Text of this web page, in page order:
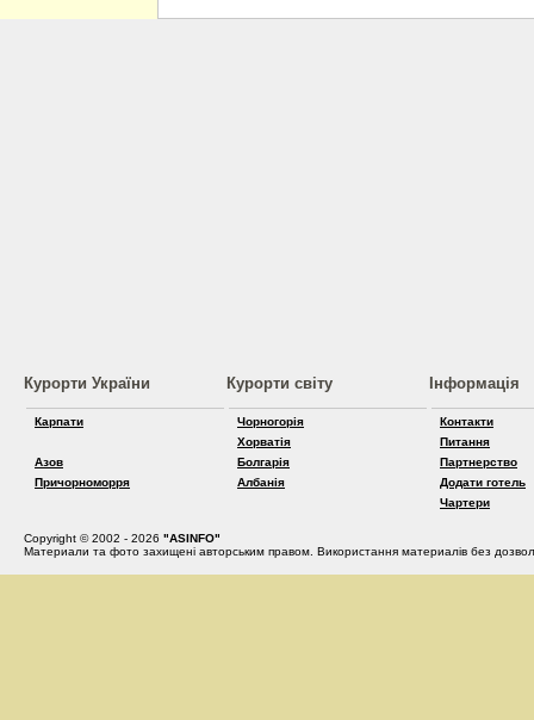
Курорти України
Карпати
Азов
Причорноморря
Курорти світу
Чорногорія
Хорватія
Болгарія
Албанія
Інформація
Контакти
Питання
Партнерство
Додати готель
Чартери
Copyright © 2002 - 2026 "ASINFO"
Материали та фото захищені авторським правом. Використання материалів без